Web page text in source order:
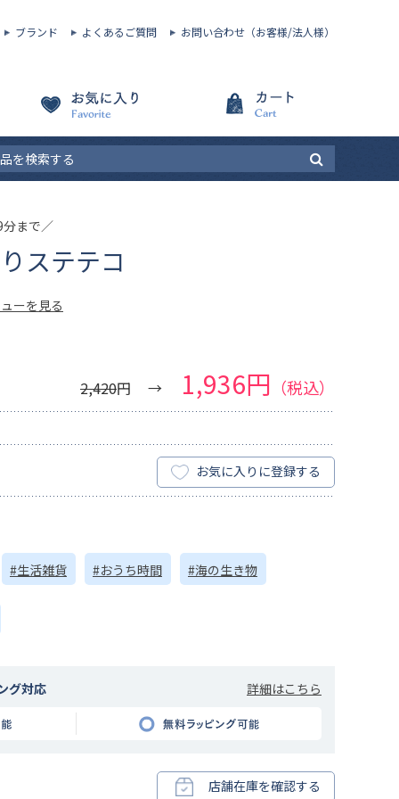
ブランド よくあるご質問 お問い合わせ（お客様/法人様）
まで／
ステテコ
ーを見る
2,420円 1,936円 （税込）
お気に入りに登録する
#生活雑貨 #おうち時間 #海の生き物
グ対応 詳細はこちら
店舗在庫を確認する